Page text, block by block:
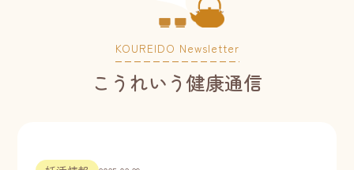
KOUREIDO Newsletter
こうれいう健康通信